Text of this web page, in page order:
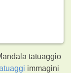
tatuaggio
immagini